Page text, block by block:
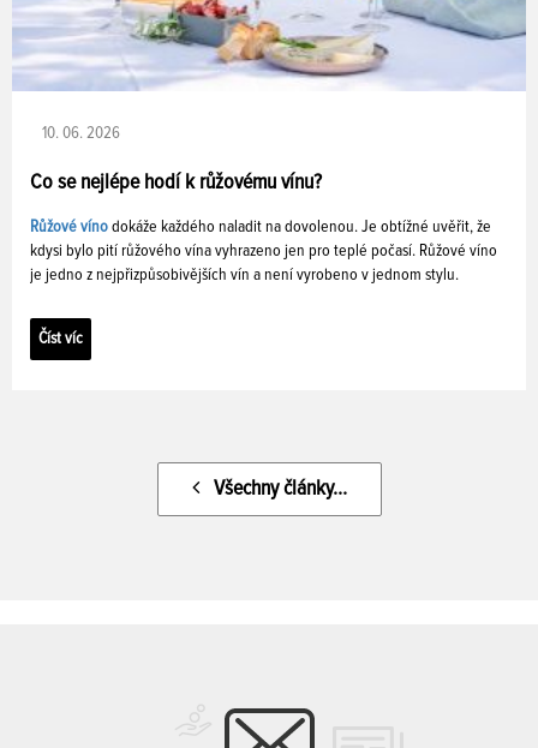
10. 06. 2026
Co se nejlépe hodí k růžovému vínu?
Růžové víno dokáže každého naladit na dovolenou. Je obtížné uvěřit, že
kdysi bylo pití růžového vína vyhrazeno jen pro teplé počasí. Růžové víno
je jedno z nejpřizpůsobivějších vín a není vyrobeno v jednom stylu.
Číst víc
Všechny články...